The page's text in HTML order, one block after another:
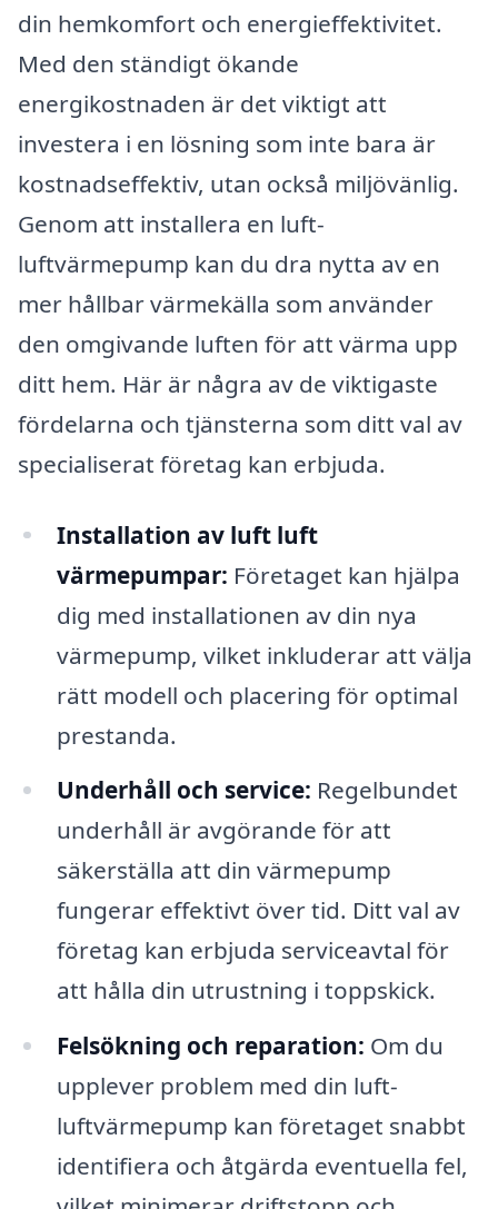
din hemkomfort och energieffektivitet.
Med den ständigt ökande
energikostnaden är det viktigt att
investera i en lösning som inte bara är
kostnadseffektiv, utan också miljövänlig.
Genom att installera en luft-
luftvärmepump kan du dra nytta av en
mer hållbar värmekälla som använder
den omgivande luften för att värma upp
ditt hem. Här är några av de viktigaste
fördelarna och tjänsterna som ditt val av
specialiserat företag kan erbjuda.
Installation av luft luft
värmepumpar: Företaget kan hjälpa
dig med installationen av din nya
värmepump, vilket inkluderar att välja
rätt modell och placering för optimal
prestanda.
Underhåll och service: Regelbundet
underhåll är avgörande för att
säkerställa att din värmepump
fungerar effektivt över tid. Ditt val av
företag kan erbjuda serviceavtal för
att hålla din utrustning i toppskick.
Felsökning och reparation: Om du
upplever problem med din luft-
luftvärmepump kan företaget snabbt
identifiera och åtgärda eventuella fel,